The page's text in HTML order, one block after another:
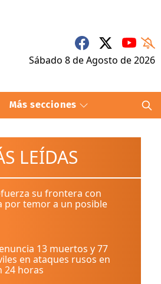
Sábado 8deAgosto de 2026
Más secciones
LEÍDAS
su frontera con
por temor a un posible
13 muertos y 77
en ataques rusos en
24 horas